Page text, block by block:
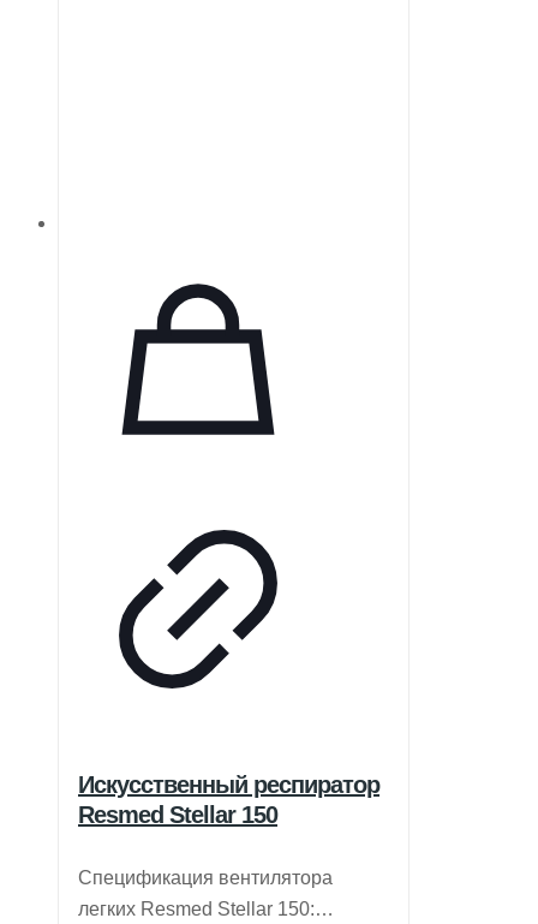
Искусственный респиратор
Resmed Stellar 150
Спецификация вентилятора
легких Resmed Stellar 150: